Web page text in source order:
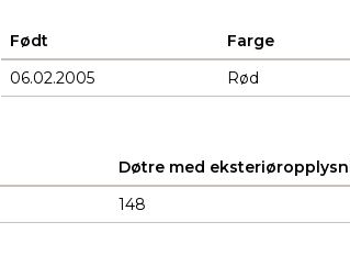
Født Farge
06.02.2005
Rød
Døtre med
148